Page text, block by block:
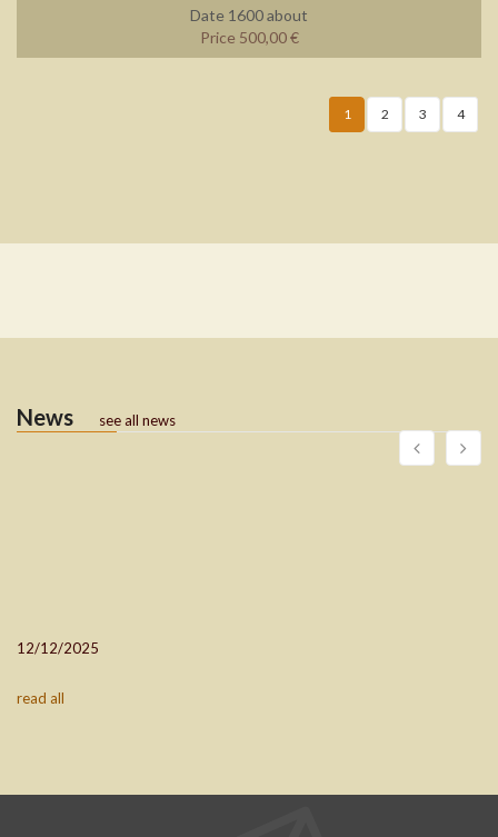
Date 1600 about
Price 500,00 €
1 2 3 4
News see all news
12/12/2025
read all